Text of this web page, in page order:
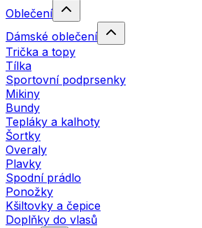
Oblečení
Dámské oblečení
Trička a topy
Tílka
Sportovní podprsenky
Mikiny
Bundy
Tepláky a kalhoty
Šortky
Overaly
Plavky
Spodní prádlo
Ponožky
Kšiltovky a čepice
Doplňky do vlasů